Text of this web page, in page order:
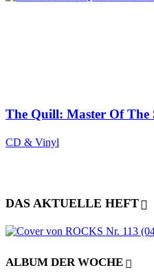
The Quill: Master Of The
CD & Vinyl
DAS AKTUELLE HEFT
ALBUM DER WOCHE